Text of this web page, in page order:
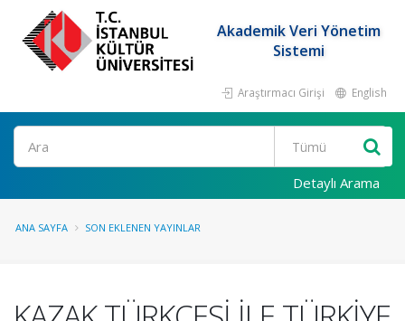
Akademik Veri Yönetim
Sistemi
Araştırmacı Girişi English
Ara
Detaylı Arama
ANA SAYFA SON EKLENEN YAYINLAR